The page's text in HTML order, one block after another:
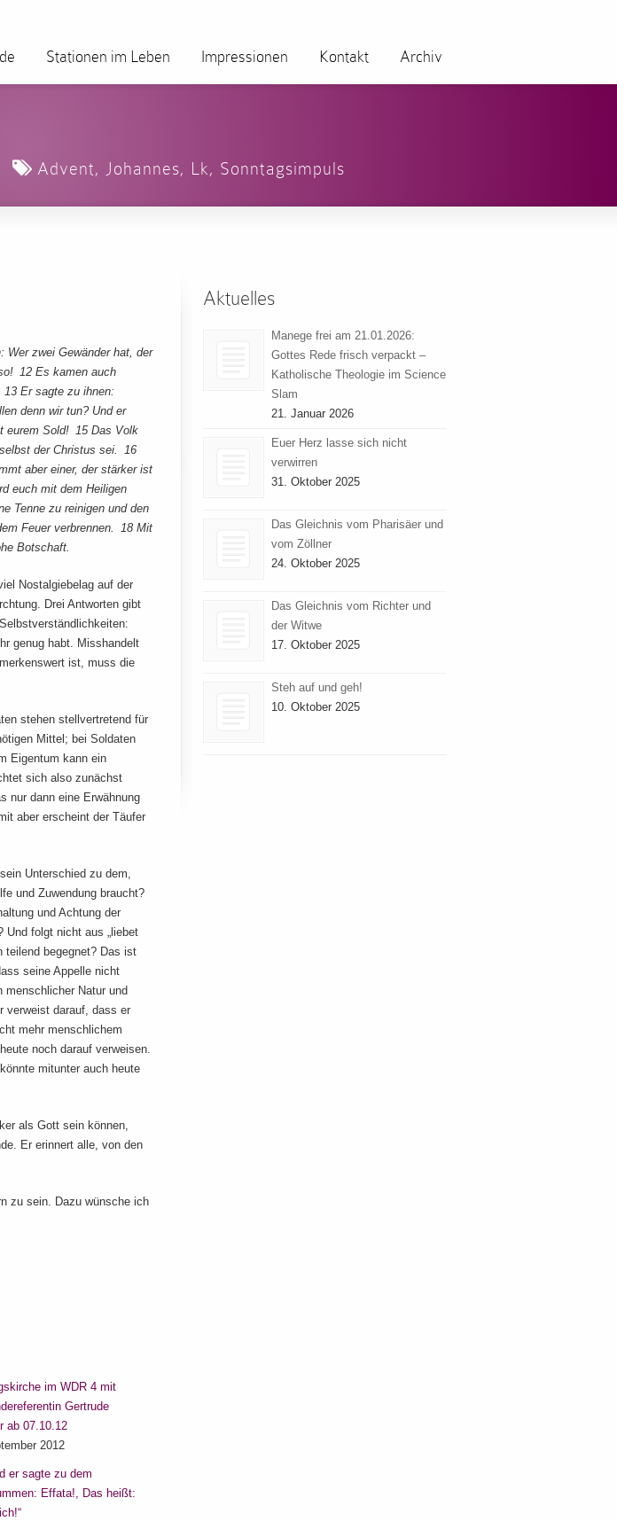
Stationen im Leben Impressionen Kontakt Archiv
Advent, Johannes, Lk, Sonntagsimpuls
Wer zwei Gewänder hat, der
12 Es kamen auch
Er sagte zu ihnen:
denn wir tun? Und er
eurem Sold! 15 Das Volk
der Christus sei. 16
aber einer, der stärker ist
euch mit dem Heiligen
Tenne zu reinigen und den
Feuer verbrennen. 18 Mit
Botschaft.
Nostalgiebelag auf der
Drei Antworten gibt
genug habt. Misshandelt
ist, muss die
stehen stellvertretend für
Mittel; bei Soldaten
Eigentum kann ein
sich also zunächst
nur dann eine Erwähnung
aber erscheint der Täufer
Unterschied zu dem,
und Zuwendung braucht?
und Achtung der
Und folgt nicht aus „liebet
teilend begegnet? Das ist
seine Appelle nicht
Natur und
verweist darauf, dass er
mehr menschlichem
noch darauf verweisen.
mitunter auch heute
als Gott sein können,
Er erinnert alle, von den
zu sein. Dazu wünsche ich
im WDR 4 mit
Gertrude
ab 07.10.12
2012
er sagte zu dem
Effata!, Das heißt:
Aktuelles
Manege frei am 21.01.2026:
Gottes Rede frisch verpackt –
Katholische Theologie im Science
Slam
21. Januar 2026
Euer Herz lasse sich nicht
verwirren
31. Oktober 2025
Das Gleichnis vom Pharisäer und
vom Zöllner
24. Oktober 2025
Das Gleichnis vom Richter und
der Witwe
17. Oktober 2025
Steh auf und geh!
10. Oktober 2025